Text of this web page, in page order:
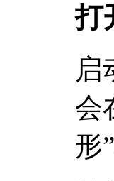
打
启
会
形